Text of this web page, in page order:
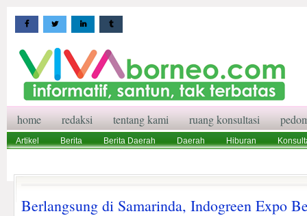
home redaksi tentang kami ruang konsultasi
Artikel Berita Berita Daerah Daerah Hiburan
Berlangsung di Samarinda, Indogreen Expo